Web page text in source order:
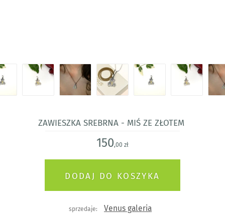
Zawieszka srebrna - Miś ze złotem
150,00 zł
sprzedaje: Venus galeria